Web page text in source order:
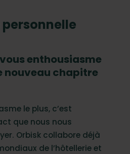
enthousiasme
nouveau chapitre
le plus, c’est
que nous nous
Orbisk collabore déjà
de l’hôtellerie et